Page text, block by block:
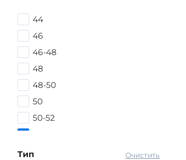
44
46
46-48
48
48-50
50
50-52
52-54
Очистить
Тип